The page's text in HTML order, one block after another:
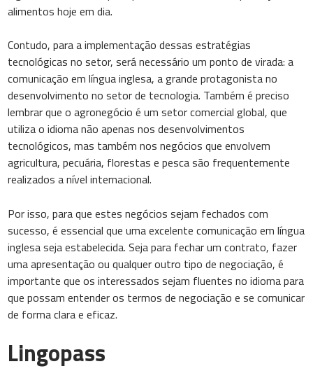
alimentos hoje em dia.
Contudo, para a implementação dessas estratégias
tecnológicas no setor, será necessário um ponto de virada: a
comunicação em língua inglesa, a grande protagonista no
desenvolvimento no setor de tecnologia. Também é preciso
lembrar que o agronegócio é um setor comercial global, que
utiliza o idioma não apenas nos desenvolvimentos
tecnológicos, mas também nos negócios que envolvem
agricultura, pecuária, florestas e pesca são frequentemente
realizados a nível internacional.
Por isso, para que estes negócios sejam fechados com
sucesso, é essencial que uma excelente comunicação em língua
inglesa seja estabelecida. Seja para fechar um contrato, fazer
uma apresentação ou qualquer outro tipo de negociação, é
importante que os interessados ​​sejam fluentes no idioma para
que possam entender os termos de negociação e se comunicar
de forma clara e eficaz.
Lingopass